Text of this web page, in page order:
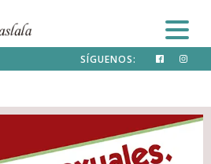
SÍGUENOS: